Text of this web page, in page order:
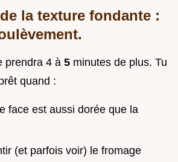
la texture fondante :
prendra 4 à 5 minutes de plus. Tu
quand :
face est aussi dorée que la
(et parfois voir) le fromage